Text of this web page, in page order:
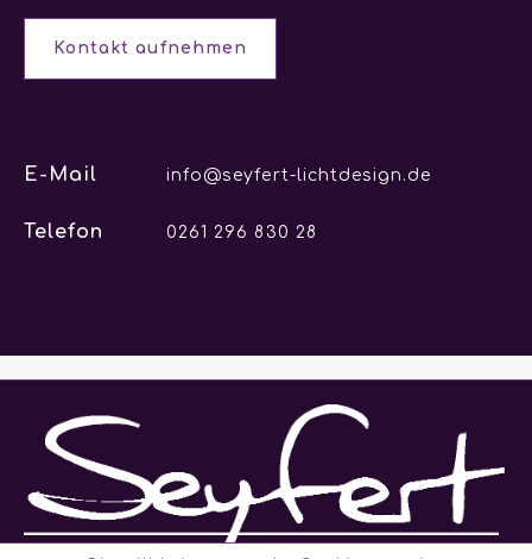
Kontakt aufnehmen
E-Mail info@seyfert-lichtdesign.de
Telefon 0261 296 830 28